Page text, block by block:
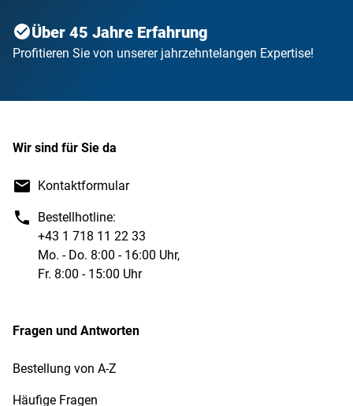
Über 45 Jahre Erfahrung
Profitieren Sie von unserer jahrzehntelangen Expertise!
Wir sind für Sie da
Kontaktformular
Bestellhotline:
+43 1 718 11 22 33
Mo. - Do. 8:00 - 16:00 Uhr,
Fr. 8:00 - 15:00 Uhr
Fragen und Antworten
Bestellung von A-Z
Häufige Fragen